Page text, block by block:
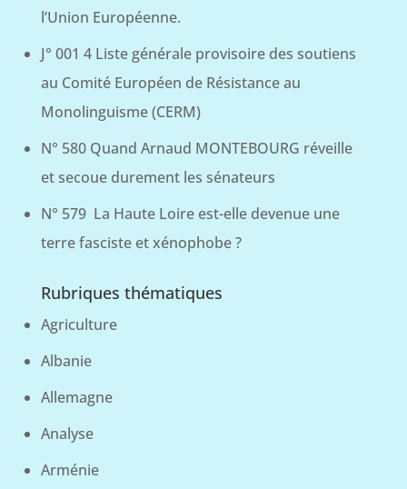
l’Union Européenne.
J° 001 4 Liste générale provisoire des soutiens
au Comité Européen de Résistance au
Monolinguisme (CERM)
N° 580 Quand Arnaud MONTEBOURG réveille
et secoue durement les sénateurs
N° 579 La Haute Loire est-elle devenue une
terre fasciste et xénophobe ?
Rubriques thématiques
Agriculture
Albanie
Allemagne
Analyse
Arménie